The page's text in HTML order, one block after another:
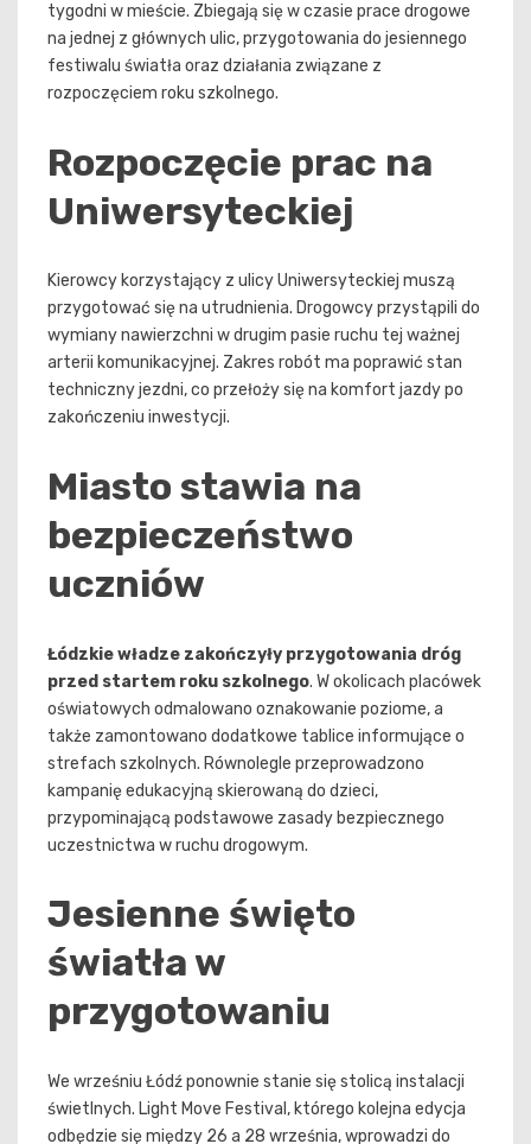
tygodni w mieście. Zbiegają się w czasie prace drogowe
na jednej z głównych ulic, przygotowania do jesiennego
festiwalu światła oraz działania związane z
rozpoczęciem roku szkolnego.
Rozpoczęcie prac na
Uniwersyteckiej
Kierowcy korzystający z ulicy Uniwersyteckiej muszą
przygotować się na utrudnienia. Drogowcy przystąpili do
wymiany nawierzchni w drugim pasie ruchu tej ważnej
arterii komunikacyjnej. Zakres robót ma poprawić stan
techniczny jezdni, co przełoży się na komfort jazdy po
zakończeniu inwestycji.
Miasto stawia na
bezpieczeństwo
uczniów
Łódzkie władze zakończyły przygotowania dróg
przed startem roku szkolnego. W okolicach placówek
oświatowych odmalowano oznakowanie poziome, a
także zamontowano dodatkowe tablice informujące o
strefach szkolnych. Równolegle przeprowadzono
kampanię edukacyjną skierowaną do dzieci,
przypominającą podstawowe zasady bezpiecznego
uczestnictwa w ruchu drogowym.
Jesienne święto
światła w
przygotowaniu
We wrześniu Łódź ponownie stanie się stolicą instalacji
świetlnych. Light Move Festival, którego kolejna edycja
odbędzie się między 26 a 28 września, wprowadzi do